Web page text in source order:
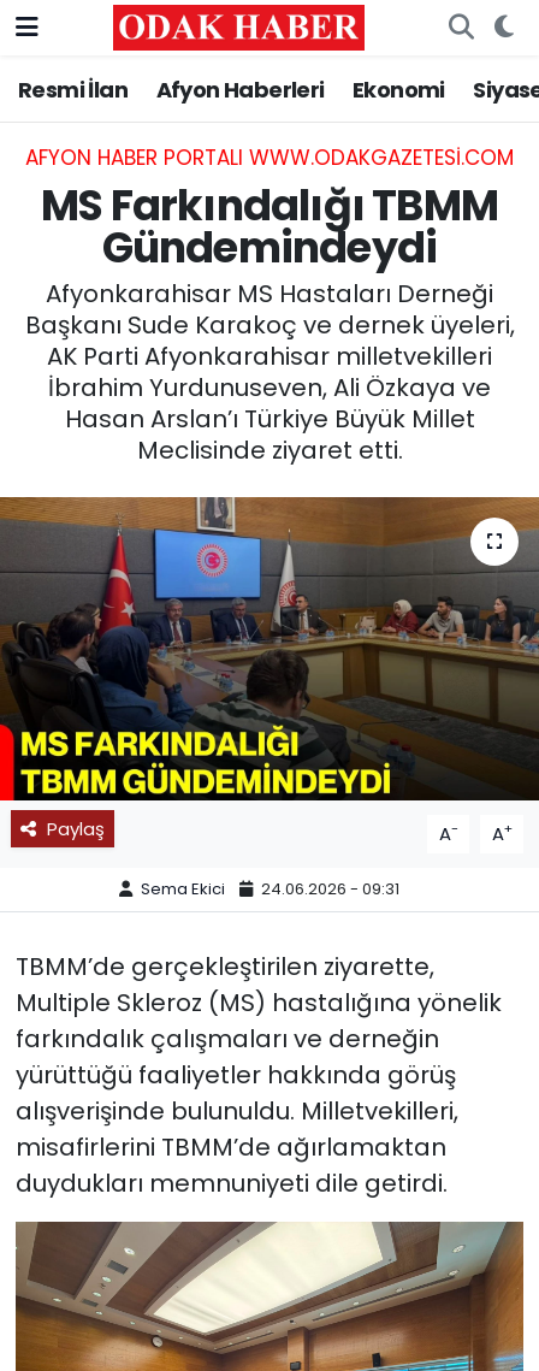
Resmi İlan Afyon Haberleri Ekonomi
AFYON HABER PORTALI WWW.ODAKGAZETESI.COM
MS Farkındalığı TBMM
Gündemindeydi
Afyonkarahisar MS Hastaları Derneği
Başkanı Sude Karakoç ve dernek üyeleri,
AK Parti Afyonkarahisar milletvekilleri
İbrahim Yurdunuseven, Ali Özkaya ve
Hasan Arslan’ı Türkiye Büyük Millet
Meclisinde ziyaret etti.
Paylaş A- A+
Sema Ekici 24.06.2026 - 09:31
TBMM’de gerçekleştirilen ziyarette,
Multiple Skleroz (MS) hastalığına yönelik
farkındalık çalışmaları ve derneğin
yürüttüğü faaliyetler hakkında görüş
alışverişinde bulunuldu. Milletvekilleri,
misafirlerini TBMM’de ağırlamaktan
duydukları memnuniyeti dile getirdi.
AFYONKARAHİSAR HABERLERİ
Resmi İlan
ASAYİŞ
SİYASET
EĞİTİM
MAGAZİN
SAĞLIK
SPOR
11:11 MANŞET
Nöbetçi Eczaneler
Hava Durumu
Trafik Durumu
Süper Lig Puan Durumu ve Fikstür
Tüm Manşetler
Son Dakika Haberleri
Haber Arşivi